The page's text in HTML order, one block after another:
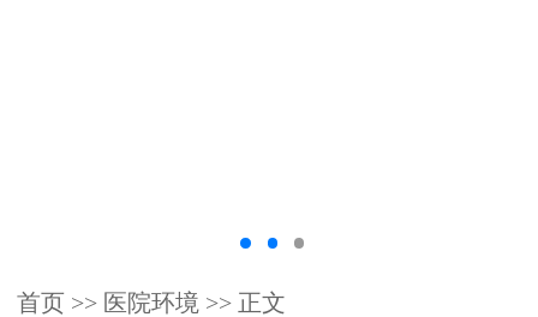
首页 >> 医院环境 >> 正文